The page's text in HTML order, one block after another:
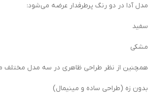
مدل آدا در دو رنگ پرطرفدار عرضه می‌شود:
سفید
مشکی
همچنین از نظر طراحی ظاهری در سه مدل مختلف
بدون زه (طراحی ساده و مینیمال)